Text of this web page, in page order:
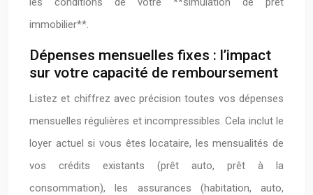
immobilier**.
Dépenses mensuelles fixes : l’impact
sur votre capacité de remboursement
Listez et chiffrez avec précision toutes vos dépenses
mensuelles régulières et incompressibles. Cela inclut le
loyer actuel si vous êtes locataire, les mensualités de
vos crédits existants (prêt auto, prêt à la
consommation), les assurances (habitation, auto,